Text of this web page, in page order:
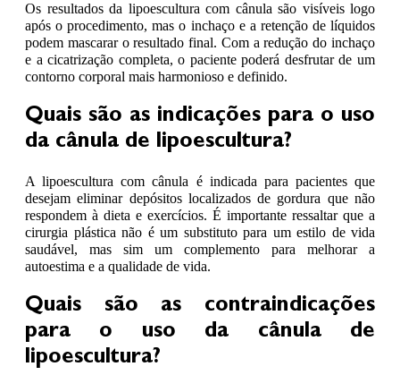
Os resultados da lipoescultura com cânula são visíveis logo
após o procedimento, mas o inchaço e a retenção de líquidos
podem mascarar o resultado final. Com a redução do inchaço
e a cicatrização completa, o paciente poderá desfrutar de um
contorno corporal mais harmonioso e definido.
Quais são as indicações para o uso
da cânula de lipoescultura?
A lipoescultura com cânula é indicada para pacientes que
desejam eliminar depósitos localizados de gordura que não
respondem à dieta e exercícios. É importante ressaltar que a
cirurgia plástica não é um substituto para um estilo de vida
saudável, mas sim um complemento para melhorar a
autoestima e a qualidade de vida.
Quais são as contraindicações
para o uso da cânula de
lipoescultura?